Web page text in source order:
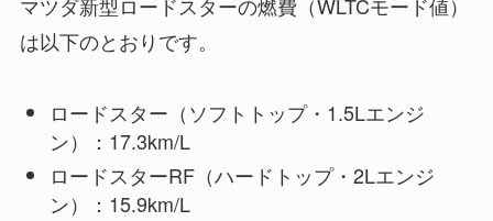
マツダ新型ロードスターの燃費（WLTCモード値）
は以下のとおりです。
ロードスター（ソフトトップ・1.5Lエンジ
ン）：17.3km/L
ロードスターRF（ハードトップ・2Lエンジ
ン）：15.9km/L